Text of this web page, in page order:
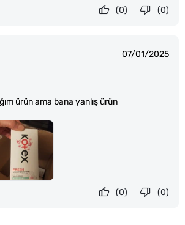
(0)
(0)
07/01/2025
ürün ama bana yanlış ürün
(0)
(0)